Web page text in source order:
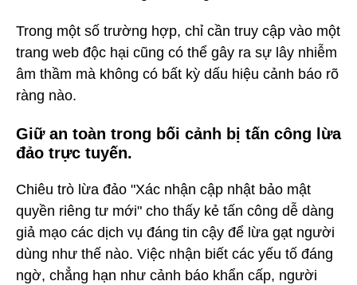
Trong một số trường hợp, chỉ cần truy cập vào một
trang web độc hại cũng có thể gây ra sự lây nhiễm
âm thầm mà không có bất kỳ dấu hiệu cảnh báo rõ
ràng nào.
Giữ an toàn trong bối cảnh bị tấn công lừa
đảo trực tuyến.
Chiêu trò lừa đảo "Xác nhận cập nhật bảo mật
quyền riêng tư mới" cho thấy kẻ tấn công dễ dàng
giả mạo các dịch vụ đáng tin cậy để lừa gạt người
dùng như thế nào. Việc nhận biết các yếu tố đáng
ngờ, chẳng hạn như cảnh báo khẩn cấp, người